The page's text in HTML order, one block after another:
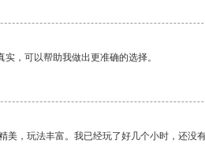
，可以帮助我做出更准确的选择。
美，玩法丰富。我已经玩了好几个小时，还没